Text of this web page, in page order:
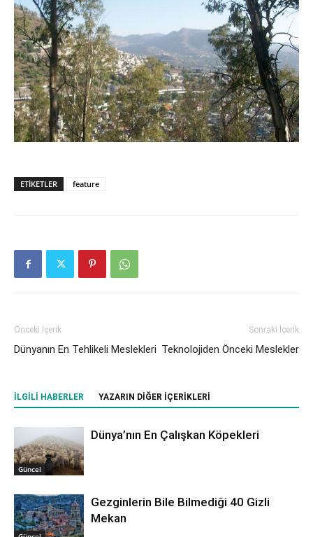
ETIKETLER feature
Önceki İçerik
Dünyanın En Tehlikeli Meslekleri
Sonraki İçerik
Teknolojiden Önceki Meslekler
İLGILI HABERLER YAZARIN DIĞER İÇERIKLERI
Güncel
Dünya’nın En Çalışkan Köpekleri
Gezginlerin Bile Bilmediği 40 Gizli
Mekan